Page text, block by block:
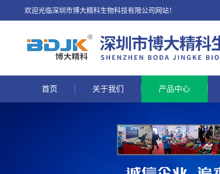
欢迎光临深圳市博大精科生物科技有限公司网站！
首页 关于我们 产品中心